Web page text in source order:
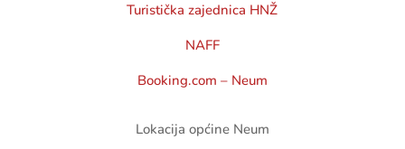
Turistička zajednica HNŽ
NAFF
Booking.com – Neum
Lokacija općine Neum